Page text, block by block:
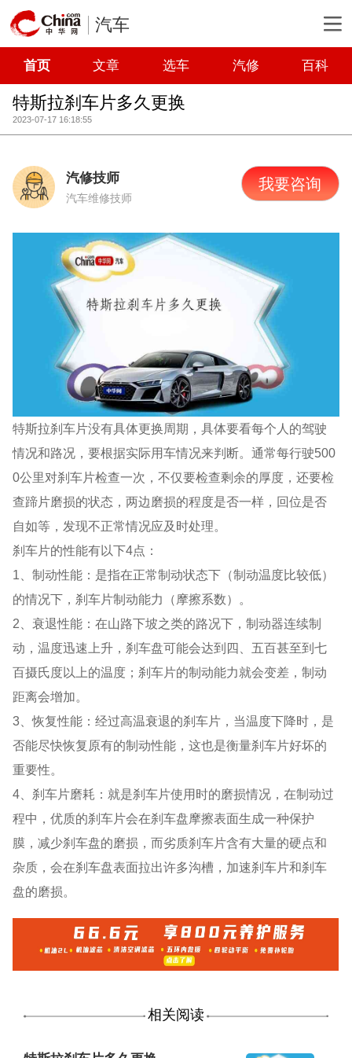
汽车
首页 文章 选车 汽修 百科
特斯拉刹车片多久更换
2023-07-17 16:18:55
汽修技师
汽车维修技师
我要咨询
特斯拉刹车片没有具体更换周期，具体要看每个人的驾驶
情况和路况，要根据实际用车情况来判断。通常每行驶500
0公里对刹车片检查一次，不仅要检查剩余的厚度，还要检
查蹄片磨损的状态，两边磨损的程度是否一样，回位是否
自如等，发现不正常情况应及时处理。
刹车片的性能有以下4点：
1、制动性能：是指在正常制动状态下（制动温度比较低）
的情况下，刹车片制动能力（摩擦系数）。
2、衰退性能：在山路下坡之类的路况下，制动器连续制
动，温度迅速上升，刹车盘可能会达到四、五百甚至到七
百摄氏度以上的温度；刹车片的制动能力就会变差，制动
距离会增加。
3、恢复性能：经过高温衰退的刹车片，当温度下降时，是
否能尽快恢复原有的制动性能，这也是衡量刹车片好坏的
重要性。
4、刹车片磨耗：就是刹车片使用时的磨损情况，在制动过
程中，优质的刹车片会在刹车盘摩擦表面生成一种保护
膜，减少刹车盘的磨损，而劣质刹车片含有大量的硬点和
杂质，会在刹车盘表面拉出许多沟槽，加速刹车片和刹车
盘的磨损。
相关阅读